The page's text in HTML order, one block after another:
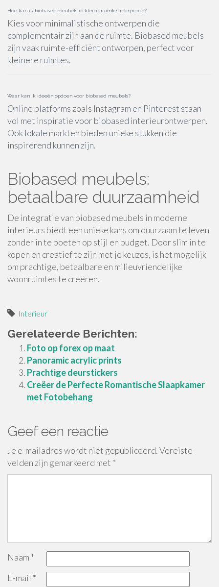
Hoe kan ik biobased meubels in kleine ruimtes integreren?
Kies voor minimalistische ontwerpen die
complementair zijn aan de ruimte. Biobased meubels
zijn vaak ruimte-efficiënt ontworpen, perfect voor
kleinere ruimtes.
Waar kan ik ideeën opdoen voor biobased meubels?
Online platforms zoals Instagram en Pinterest staan
vol met inspiratie voor biobased interieurontwerpen.
Ook lokale markten bieden unieke stukken die
inspirerend kunnen zijn.
Biobased meubels:
betaalbare duurzaamheid
De integratie van biobased meubels in moderne
interieurs biedt een unieke kans om duurzaam te leven
zonder in te boeten op stijl en budget. Door slim in te
kopen en creatief te zijn met je keuzes, is het mogelijk
om prachtige, betaalbare en milieuvriendelijke
woonruimtes te creëren.
Interieur
Gerelateerde Berichten:
Foto op forex op maat
Panoramic acrylic prints
Prachtige deurstickers
Creëer de Perfecte Romantische Slaapkamer
met Fotobehang
Geef een reactie
Je e-mailadres wordt niet gepubliceerd.Vereiste
velden zijn gemarkeerd met *
Naam *
E-mail *